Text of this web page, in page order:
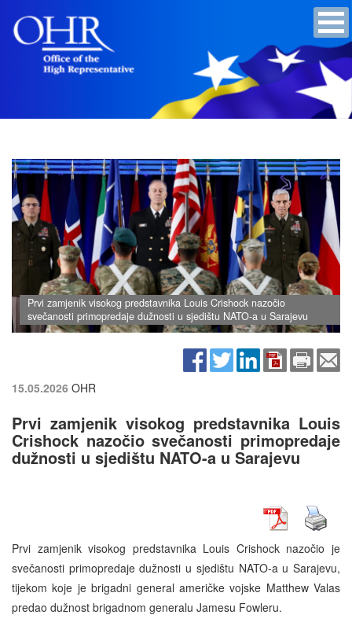
Prvi zamjenik visokog predstavnika Louis Crishock nazočio
svečanosti primopredaje dužnosti u sjedištu NATO-a u Sarajevu
15.05.2026 OHR
Prvi zamjenik visokog predstavnika Louis
Crishock nazočio svečanosti primopredaje
dužnosti u sjedištu NATO-a u Sarajevu
Prvi zamjenik visokog predstavnika Louis Crishock nazočio je
svečanosti primopredaje dužnosti u sjedištu NATO-a u Sarajevu,
tijekom koje je brigadni general američke vojske Matthew Valas
predao dužnost brigadnom generalu Jamesu Fowleru.